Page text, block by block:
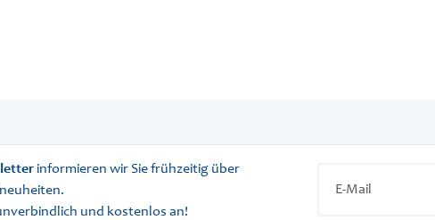
informieren wir Sie frühzeitig über
und kostenlos an!